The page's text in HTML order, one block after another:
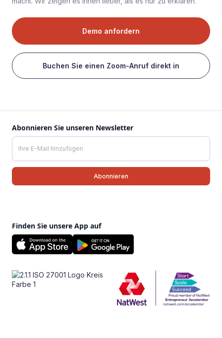
Demo anfordern
Buchen Sie einen Zoom-Anruf direkt in
Abonnieren Sie unseren Newsletter
Finden Sie unsere App auf